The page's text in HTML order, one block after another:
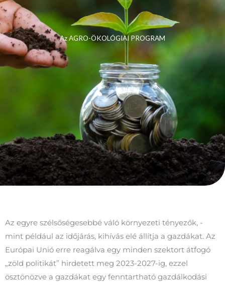
Az AGRO-ÖKOLÓGIAI PROGRAM
Az egyre szélsőségesebbé váló környezeti tényezők, -
mint például az időjárás, kihívás elé állítja a gazdákat. Az
Európai Unió erre reagálva egy minden szektort átfogó
„zöld politikát” hirdetett meg 2023-2027-ig, ezzel
ösztönözve a gazdákat egy fenntartható gazdálkodási